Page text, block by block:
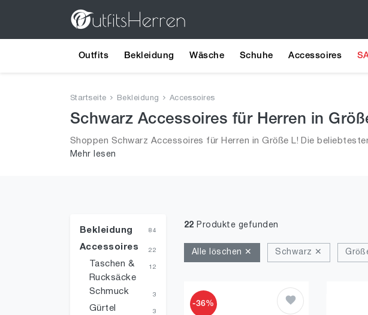
Outfits Bekleidung Wäsche Schuhe Accessoires
Startseite Bekleidung Accessoires
Schwarz Accessoires für Herren in
Shoppen Schwarz Accessoires für Herren in Größe L! Die
Trends aus 2026 für Männer!
Mehr lesen
Bekleidung 84
Accessoires 22
Taschen &
Rucksäcke
12
Schmuck 3
Gürtel 3
22 Produkte gefunden
Alle löschen ✕ Schwarz ✕
-36%